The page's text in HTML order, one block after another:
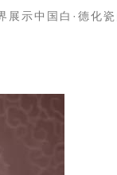
展示中国白·德化